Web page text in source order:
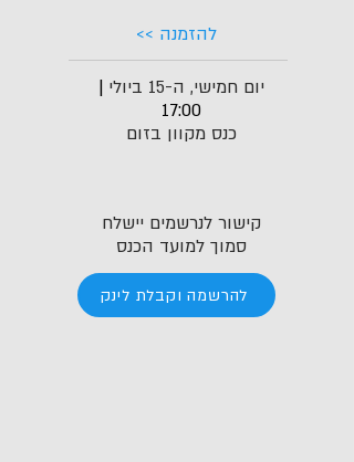
להזמנה >>
יום חמישי, ה-15 ביולי
|
17:00
כנס מקוון בזום
קישור לנרשמים יישלח
סמוך למועד הכנס
להרשמה וקבלת לינק